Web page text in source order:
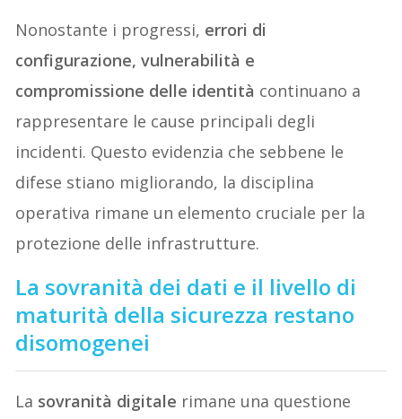
Nonostante i progressi, errori di
configurazione, vulnerabilità e
compromissione delle identità continuano a
rappresentare le cause principali degli
incidenti. Questo evidenzia che sebbene le
difese stiano migliorando, la disciplina
operativa rimane un elemento cruciale per la
protezione delle infrastrutture.
La sovranità dei dati e il livello di
maturità della sicurezza restano
disomogenei
La sovranità digitale rimane una questione